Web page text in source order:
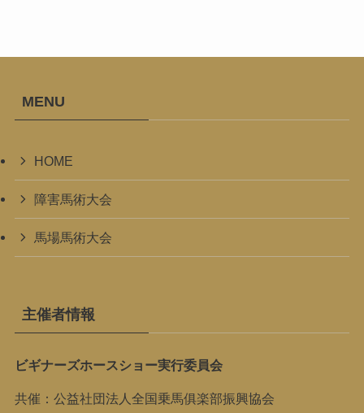
MENU
HOME
障害馬術大会
馬場馬術大会
主催者情報
ビギナーズホースショー実行委員会
共催：公益社団法人全国乗馬俱楽部振興協会